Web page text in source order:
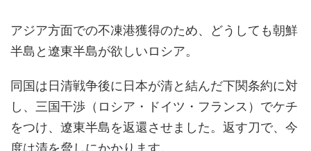
アジア方面での不凍港獲得のため、どうしても朝鮮
半島と遼東半島が欲しいロシア。
同国は日清戦争後に日本が清と結んだ下関条約に対
し、三国干渉（ロシア・ドイツ・フランス）でケチ
をつけ、遼東半島を返還させました。返す刀で、今
度は清を脅しにかかります。